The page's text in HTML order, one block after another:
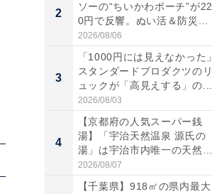
2
ソーの“ちいかわポーチ”が22
0円で反響。ぬい活＆防災...
2026/08/06
3
「1000円には見えなかった」
スタンダードプロダクツのリ
ュックが「高見えする」の...
2026/08/03
4
【京都府の人気スーパー銭
湯】「宇治天然温泉 源氏の
湯」は宇治市内唯一の天然温
泉と...
2026/08/07
【千葉県】918㎡の県内最大